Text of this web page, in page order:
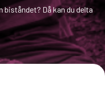
biståndet? Då kan du delta